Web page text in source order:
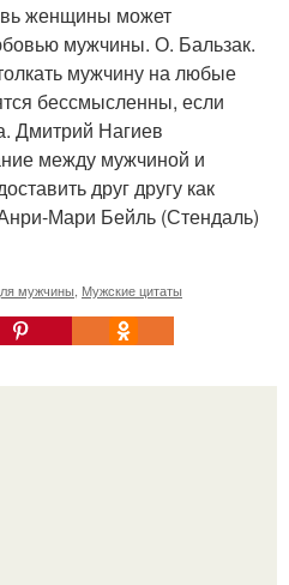
женщины может
мужчины. О. Бальзак.
мужчину на любые
бессмысленны, если
Дмитрий Нагиев
между мужчиной и
друг другу как
Мари Бейль (Стендаль)
мужчины, Мужские цитаты